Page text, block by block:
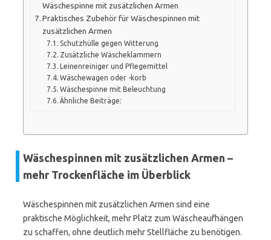
Wäschespinne mit zusätzlichen Armen
Praktisches Zubehör für Wäschespinnen mit
zusätzlichen Armen
Schutzhülle gegen Witterung
Zusätzliche Wäscheklammern
Leinenreiniger und Pflegemittel
Wäschewagen oder -korb
Wäschespinne mit Beleuchtung
Ähnliche Beiträge:
Wäschespinnen mit zusätzlichen Armen –
mehr Trockenfläche im Überblick
Wäschespinnen mit zusätzlichen Armen sind eine
praktische Möglichkeit, mehr Platz zum Wäscheaufhängen
zu schaffen, ohne deutlich mehr Stellfläche zu benötigen.